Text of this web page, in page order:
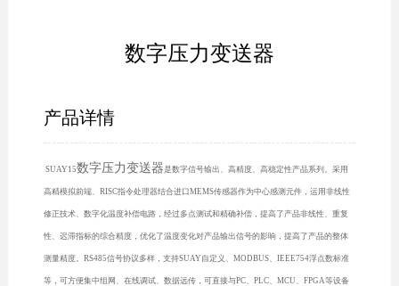
数字压力变送器
产品详情
SUAY15数字压力变送器是数字信号输出、高精度、高稳定性产品系列。采用
高精模拟前端、RISC指令处理器结合进口MEMS传感器作为中心感测元件，运用非线性
修正技术、数字化温度补偿电路，经过多点测试和精确补偿，提高了产品非线性、重复
性、迟滞指标的综合精度，优化了温度变化对产品输出信号的影响，提高了产品的整体
测量精度。RS485信号协议多样，支持SUAY自定义、MODBUS、IEEE754浮点数标准
等，可方便集中组网、在线调试、数据远传，可直接与PC、PLC、MCU、FPGA等设备